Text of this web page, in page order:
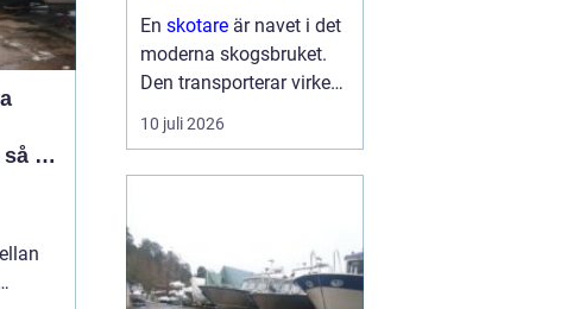
din
rätt
hållbarhet
En skotare är navet i det
moderna skogsbruket.
Den transporterar virke
från avverkningsplatsen
till bilväg eller
förhållanden. Rä...
10 juli 2026